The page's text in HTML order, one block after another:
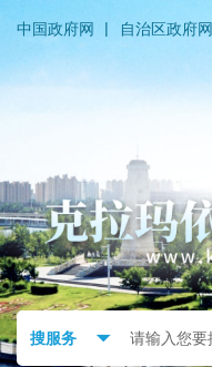
中国政府网 |
自治区政府网